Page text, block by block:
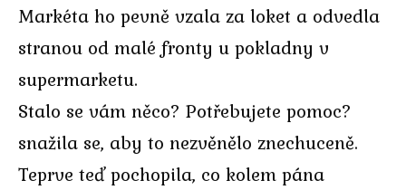
Markéta ho pevně vzala za loket a odvedla
stranou od malé fronty u pokladny v
supermarketu.
Stalo se vám něco? Potřebujete pomoc?
snažila se, aby to nezvěnělo znechuceně.
Teprve teď pochopila, co kolem pána